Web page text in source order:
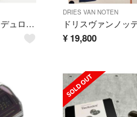
ユニクロU コーデュロイワイドフィットワークパンツ22aw ダークブラウン 新品
DRIES VAN NOTEN
¥ 19,800